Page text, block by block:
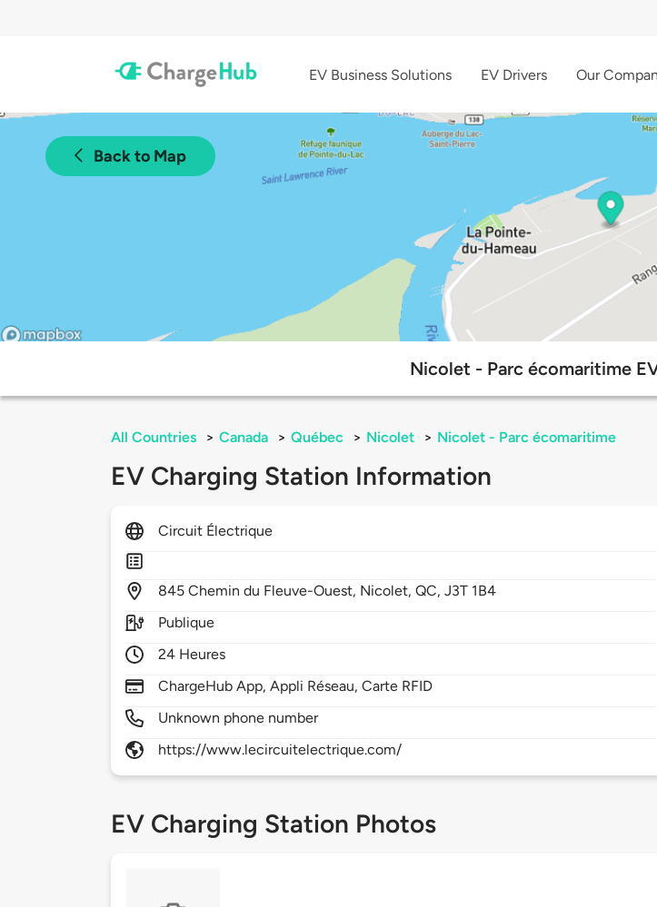
EV Business Solutions EV Drivers Our
Back to Map
Nicolet - Parc écomaritime
All Countries > Canada > Québec > Nicolet > Nicolet - Parc écomaritime
EV Charging Station Information
Circuit Électrique
845Chemin du Fleuve-Ouest, Nicolet,QC,J3T 1B4
Publique
24 Heures
ChargeHub App, Appli Réseau, Carte RFID
Unknown phone number
https://www.lecircuitelectrique.com/
EV Charging Station Photos